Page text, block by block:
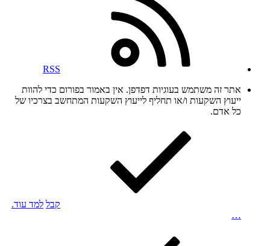
RSS
אתר זה משתמש בעוגיות דפדפן. אין באמור בפורום כדי להוות
ייעוץ השקעות ו/או תחליף לייעוץ השקעות המתחשב בצרכיו של
כל אדם.
קבל למד עוד.
…